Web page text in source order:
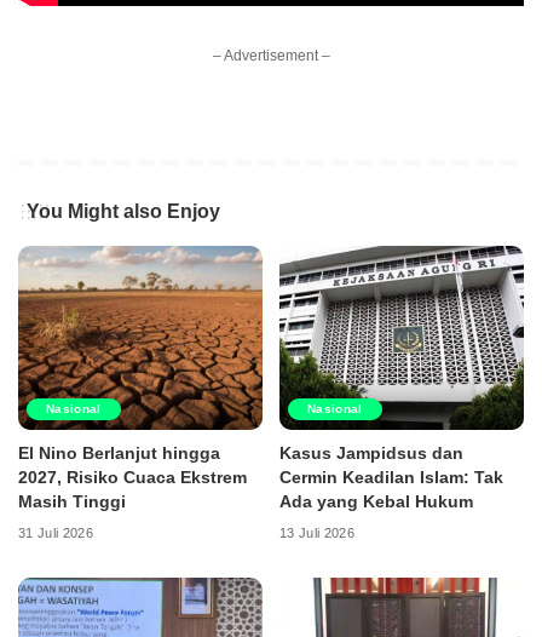
– Advertisement –
You Might also Enjoy
Nasional
El Nino Berlanjut hingga
2027, Risiko Cuaca Ekstrem
Masih Tinggi
31 Juli 2026
Nasional
Kasus Jampidsus dan
Cermin Keadilan Islam: Tak
Ada yang Kebal Hukum
13 Juli 2026